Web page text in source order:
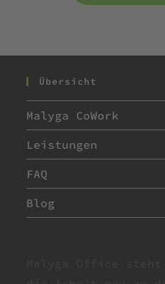
Übersicht
Malyga CoWork
Leistungen
FAQ
Blog